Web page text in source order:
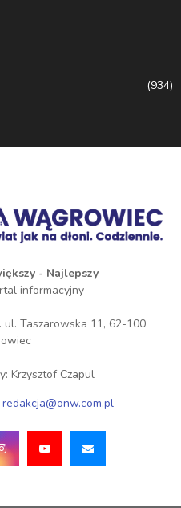
(934)
- Najlepszy
informacyjny
Taszarowska 11, 62-100
Krzysztof Czapul
redakcja@onw.com.pl